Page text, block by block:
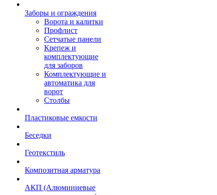
Заборы и ограждения
Ворота и калитки
Профлист
Сетчатые панели
Крепеж и
комплектующие
для заборов
Комплектующие и
автоматика для
ворот
Столбы
Пластиковые емкости
Беседки
Геотекстиль
Композитная арматура
АКП (Алюминиевые